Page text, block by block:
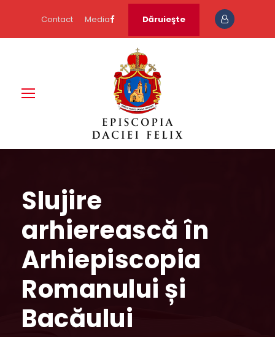
Contact Media Dăruieşte
Slujire
arhierească în
Arhiepiscopia
Romanului și
Bacăului